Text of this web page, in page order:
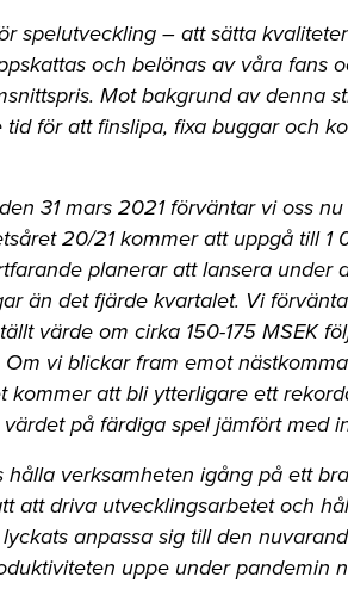
spelutveckling – att sätta
och belönas av våra fans
Mot bakgrund av denna
för att finslipa, fixa buggar och
31 mars 2021 förväntar vi oss
20/21 kommer att uppgå till 1
planerar att lansera under
än det fjärde kvartalet. Vi
värde om cirka 150-175 MSEK
vi blickar fram emot
att bli ytterligare ett
på färdiga spel jämfört med
verksamheten igång på ett
att driva utvecklingsarbetet och
anpassa sig till den
uppe under pandemin